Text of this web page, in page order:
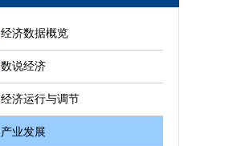
数据解读
中宏通讯 学术自律制度
经济数据概览
数说经济
经济运行与调节
产业发展